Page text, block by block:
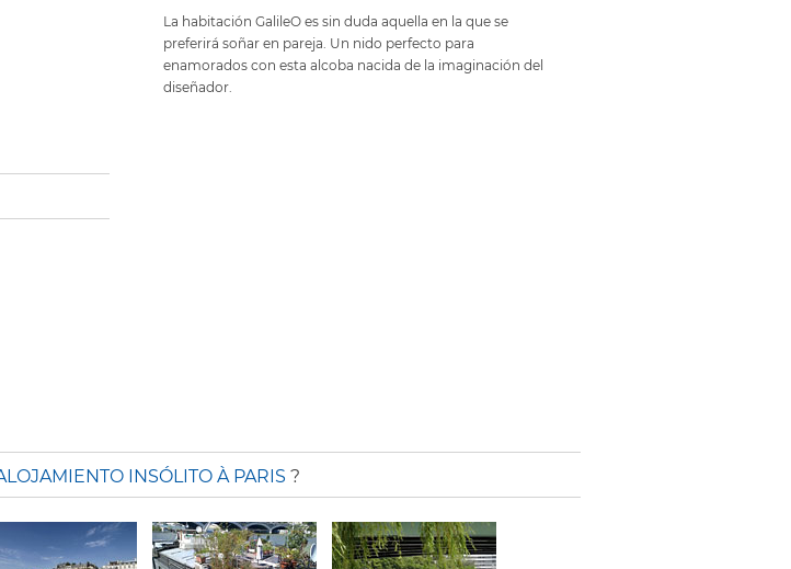
La habitación GalileO es sin duda aquella en la que se
preferirá soñar en pareja. Un nido perfecto para
enamorados con esta alcoba nacida de la imaginación del
diseñador.
INSÓLITO À PARIS ?